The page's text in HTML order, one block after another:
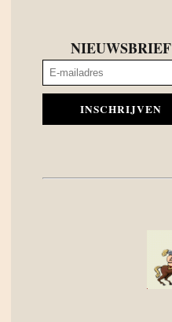
NIEUWSBRIEF
INSCHRIJVEN